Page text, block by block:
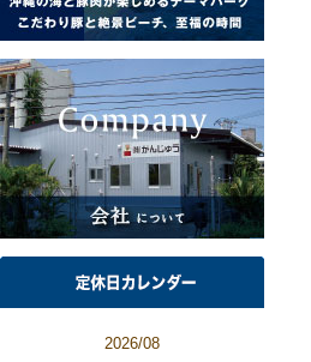
2026/08